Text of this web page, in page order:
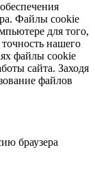
Файлы cookie
для того,
нашего
файлы cookie
сайта. Заходя
файлов
браузера